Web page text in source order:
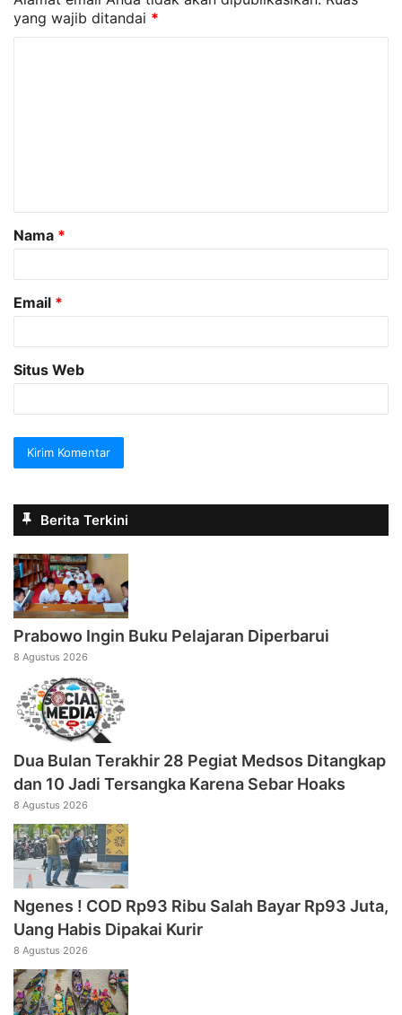
yang wajib ditandai *
a
r
Nama *
Email *
Situs Web
Berita Terkini
Prabowo Ingin Buku Pelajaran Diperbarui
8 Agustus 2026
Dua Bulan Terakhir 28 Pegiat Medsos Ditangkap
dan 10 Jadi Tersangka Karena Sebar Hoaks
8 Agustus 2026
Ngenes ! COD Rp93 Ribu Salah Bayar Rp93 Juta,
Uang Habis Dipakai Kurir
8 Agustus 2026